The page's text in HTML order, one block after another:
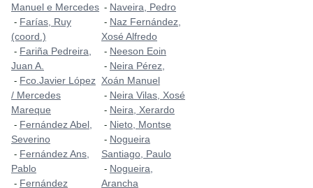
Manuel e Mercedes
- Farías, Ruy
(coord.)
- Fariña Pedreira,
Juan A.
- Fco.Javier López
/ Mercedes
Mareque
- Fernández Abel,
Severino
- Fernández Ans,
Pablo
- Fernández
- Naveira, Pedro
- Naz Fernández,
Xosé Alfredo
- Neeson Eoin
- Neira Pérez,
Xoán Manuel
- Neira Vilas, Xosé
- Neira, Xerardo
- Nieto, Montse
- Nogueira
Santiago, Paulo
- Nogueira,
Arancha